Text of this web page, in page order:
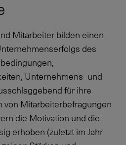
Mitarbeiter bilden einen
des
Unternehmens- und
für ihre
von Mitarbeiterbefragungen
die Motivation und die
erhoben (zuletzt im Jahr